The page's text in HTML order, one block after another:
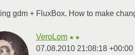
gdm + FluxBox. How to make
VeroLom ★★
07.08.2010 21:08:18 +00:00